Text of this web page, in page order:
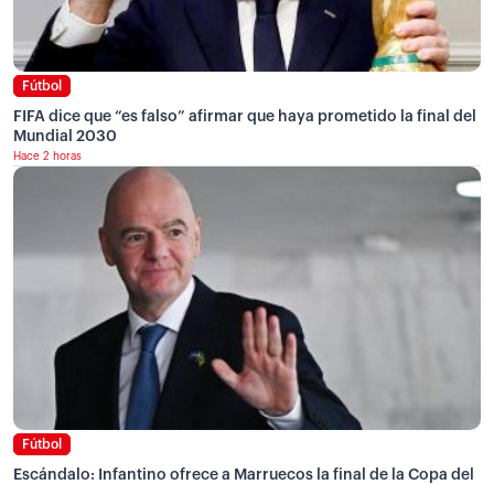
Fútbol
FIFA dice que “es falso” afirmar que haya prometido la final del
Mundial 2030
Hace 2 horas
Fútbol
Escándalo: Infantino ofrece a Marruecos la final de la Copa del